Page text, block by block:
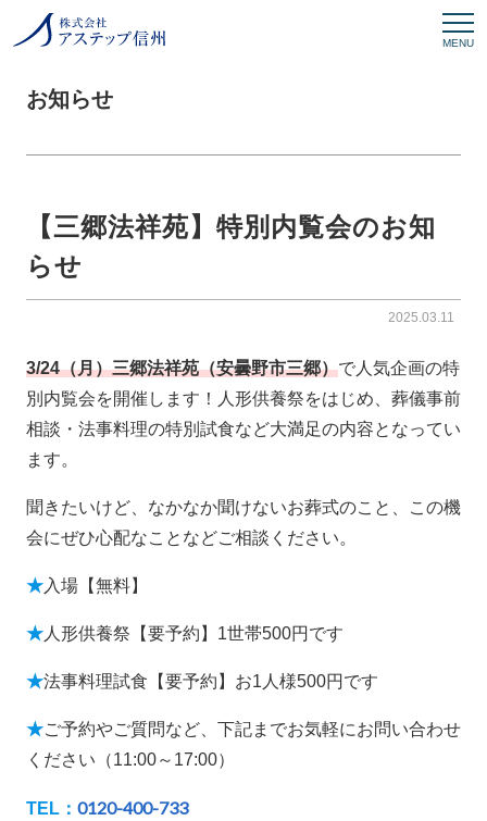
MENU
お知らせ
2025.03.11
【三郷法祥苑】特別内覧会のお知
らせ
3/24（月）三郷法祥苑（安曇野市三郷）で人気企画の特
別内覧会を開催します！人形供養祭をはじめ、葬儀事前
相談・法事料理の特別試食など大満足の内容となってい
ます。
聞きたいけど、なかなか聞けないお葬式のこと、この機
会にぜひ心配なことなどご相談ください。
★入場【無料】
★ 人形供養祭【要予約】1世帯500円です
★法事料理試食【要予約】お1人様500円です
★ご予約やご質問など、下記までお気軽にお問い合わせ
ください（11:00～17:00）
TEL： 0120-400-733